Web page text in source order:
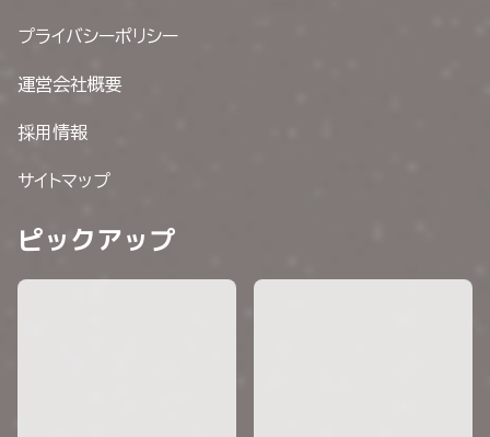
プライバシーポリシー
運営会社概要
採用情報
サイトマップ
ピックアップ